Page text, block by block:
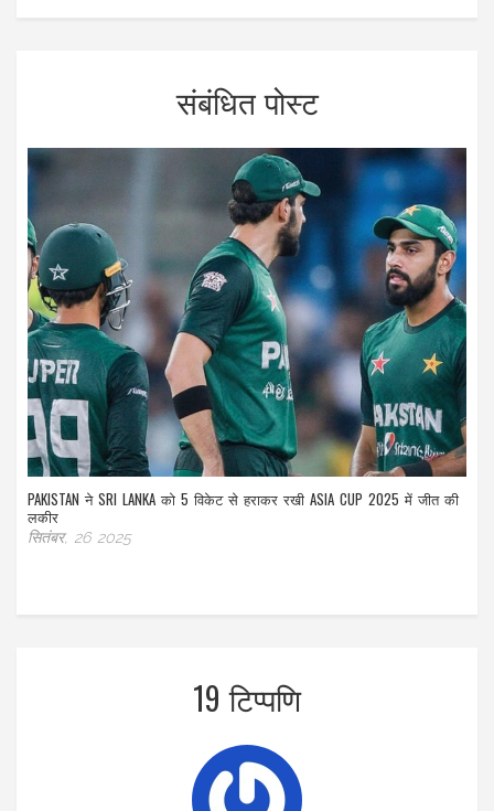
संबंधित पोस्ट
PAKISTAN ने SRI LANKA को 5 विकेट से हराकर रखी ASIA CUP 2025 में जीत की
लकीर
सितंबर, 26 2025
19 टिप्पणि